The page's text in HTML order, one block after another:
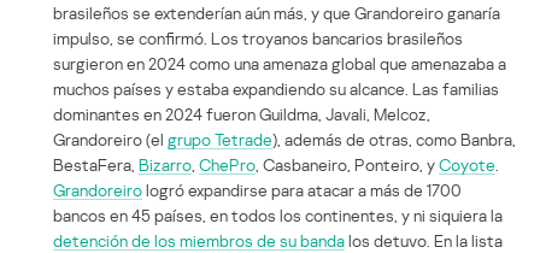
brasileños se extenderían aún más, y que Grandoreiro ganaría
impulso, se confirmó. Los troyanos bancarios brasileños
surgieron en 2024 como una amenaza global que amenazaba a
muchos países y estaba expandiendo su alcance. Las familias
dominantes en 2024 fueron Guildma, Javali, Melcoz,
Grandoreiro (el grupo Tetrade), además de otras, como Banbra,
BestaFera, Bizarro ChePro , Casbaneiro, Ponteiro, yCoyote
Grandoreirologró expandirse para atacar a más de 1700
bancos en 45 países, en todos los continentes, y ni siquiera la
detención de los miembros de su bandalos detuvo. En la lista